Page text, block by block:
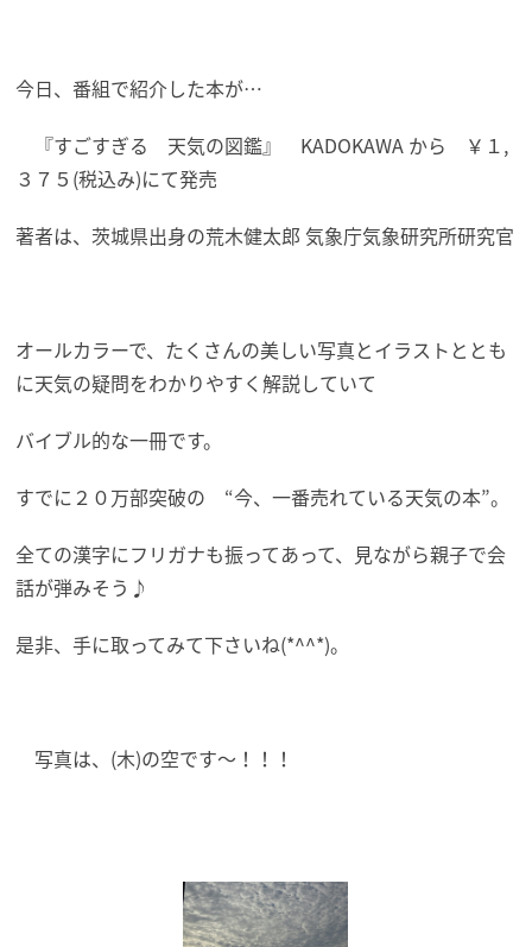
今日、番組で紹介した本が…
『すごすぎる 天気の図鑑』 KADOKAWA から ￥１,
３７５(税込み)にて発売
著者は、茨城県出身の荒木健太郎 気象庁気象研究所研究官
オールカラーで、たくさんの美しい写真とイラストととも
に天気の疑問をわかりやすく解説していて
バイブル的な一冊です。
すでに２０万部突破の “今、一番売れている天気の本”。
全ての漢字にフリガナも振ってあって、見ながら親子で会
話が弾みそう♪
是非、手に取ってみて下さいね(*^^*)。
写真は、(木)の空です～！！！